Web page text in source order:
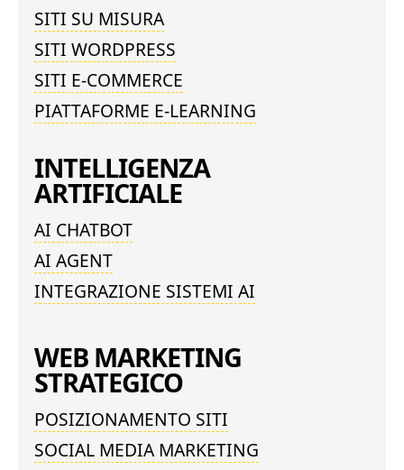
SITI SU MISURA
SITI WORDPRESS
SITI E-COMMERCE
PIATTAFORME E-LEARNING
INTELLIGENZA
ARTIFICIALE
AI CHATBOT
AI AGENT
INTEGRAZIONE SISTEMI AI
WEB MARKETING
STRATEGICO
POSIZIONAMENTO SITI
SOCIAL MEDIA MARKETING